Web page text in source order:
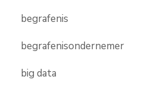
begrafenis
begrafenisondernemer
big data